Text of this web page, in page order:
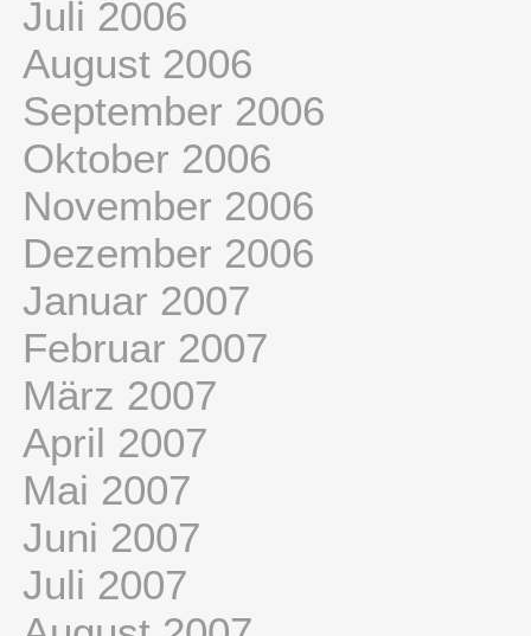
Juli 2006
August 2006
September 2006
Oktober 2006
November 2006
Dezember 2006
Januar 2007
Februar 2007
März 2007
April 2007
Mai 2007
Juni 2007
Juli 2007